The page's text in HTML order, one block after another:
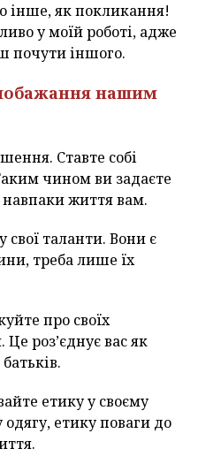
інше, як покликання!
у моїй роботі, адже
почути іншого.
нашим
Ставте собі
чином ви задаєте
життя вам.
свої таланти. Вони є
треба лише їх
про своїх
роз’єднує вас як
етику у своєму
етику поваги до